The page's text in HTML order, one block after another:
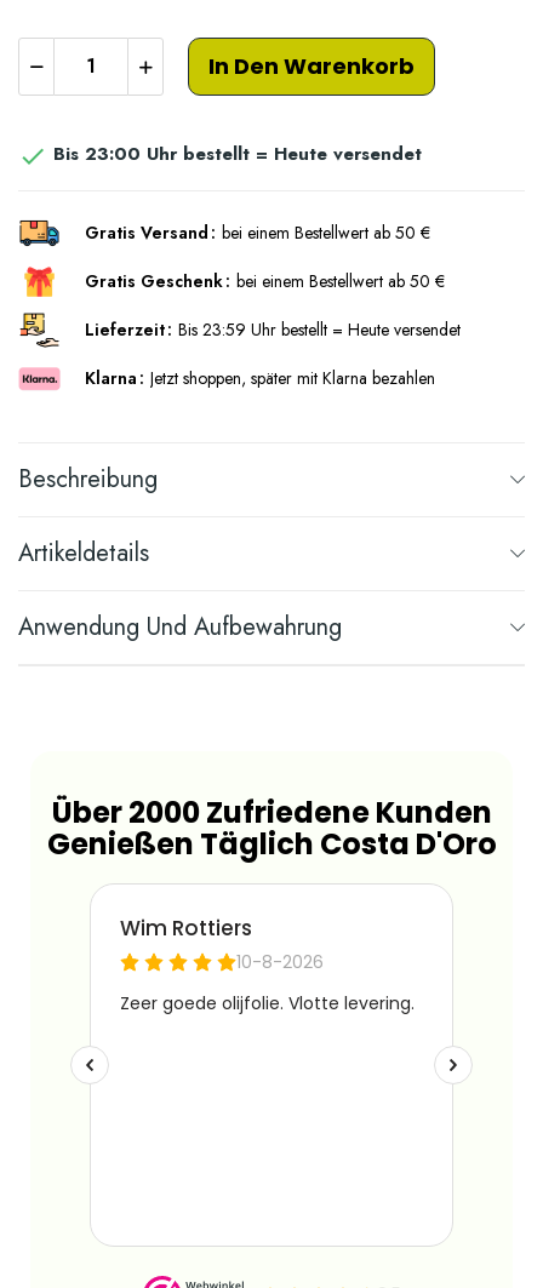
In Den Warenkorb
 Bis 23:00 Uhr bestellt = Heute versendet
Gratis Versand bei einem Bestellwert ab 50 €
Gratis Geschenk bei einem Bestellwert ab 50 €
Lieferzeit Bis 23:59 Uhr bestellt = Heute versendet
Klarna Jetzt shoppen, später mit Klarna bezahlen
Beschreibung
Artikeldetails
Anwendung Und Aufbewahrung
Über 2000 Zufriedene Kunden
Genießen Täglich Costa D'Oro